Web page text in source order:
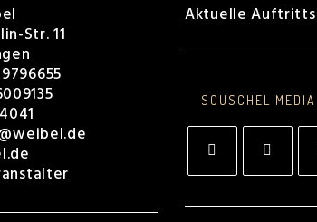
Str. 11
Aktuelle
SOUSCHEL MEDIA
Opens
a
Opens
a a